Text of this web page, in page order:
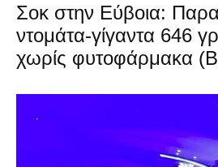
Σοκ στην Εύβοια:
ντομάτα-γίγαντα 646
χωρίς φυτοφάρμακα